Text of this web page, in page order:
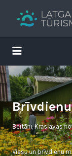
Tavs
Search
for:
for:
Beitāni, Kraslavas
Viesu un brīvdienu